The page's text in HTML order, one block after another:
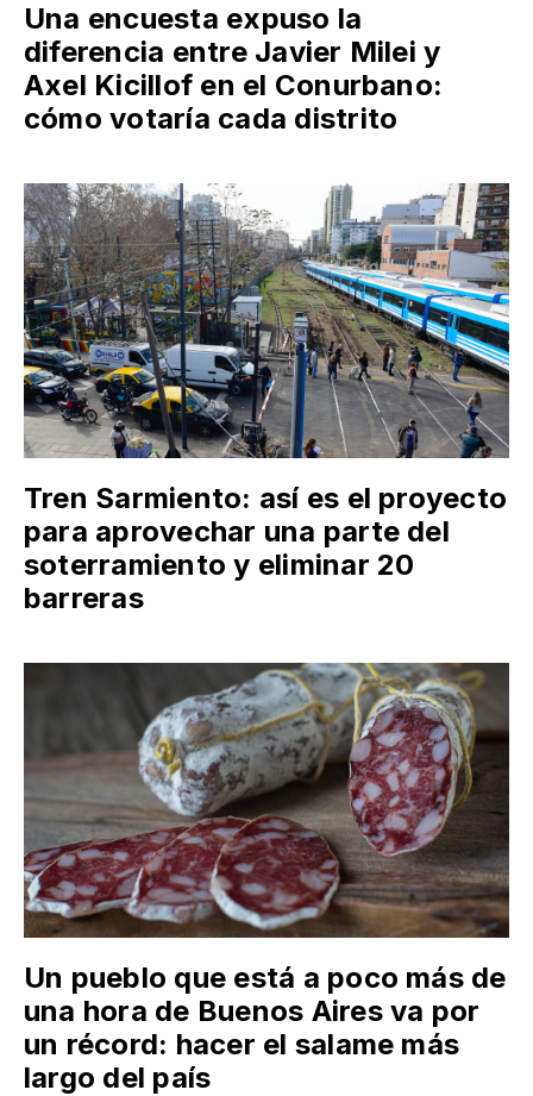
Una encuesta expuso la
diferencia entre Javier Milei y
Axel Kicillof en el Conurbano:
cómo votaría cada distrito
Tren Sarmiento: así es el proyecto
para aprovechar una parte del
soterramiento y eliminar 20
barreras
Un pueblo que está a poco más de
una hora de Buenos Aires va por
un récord: hacer el salame más
largo del país